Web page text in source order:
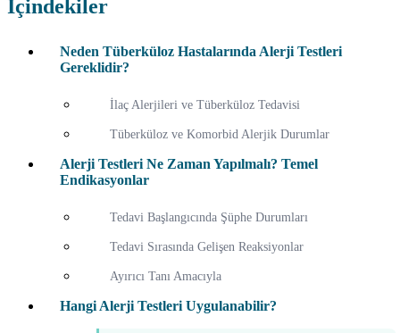
İçindekiler
Neden Tüberküloz Hastalarında Alerji Testleri
Gereklidir?
İlaç Alerjileri ve Tüberküloz Tedavisi
Tüberküloz ve Komorbid Alerjik Durumlar
Alerji Testleri Ne Zaman Yapılmalı? Temel
Endikasyonlar
Tedavi Başlangıcında Şüphe Durumları
Tedavi Sırasında Gelişen Reaksiyonlar
Ayırıcı Tanı Amacıyla
Hangi Alerji Testleri Uygulanabilir?